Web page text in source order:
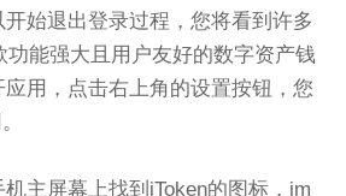
始退出登录过程，您将看到许多
功能强大且用户友好的数字资产钱
用，点击右上角的设置按钮，您
主屏幕上找到iToken的图标，im